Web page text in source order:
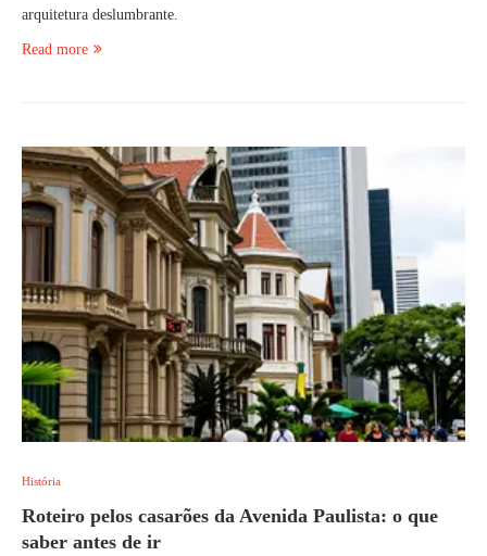
arquitetura deslumbrante.
Read more
História
Roteiro pelos casarões da Avenida Paulista: o que
saber antes de ir